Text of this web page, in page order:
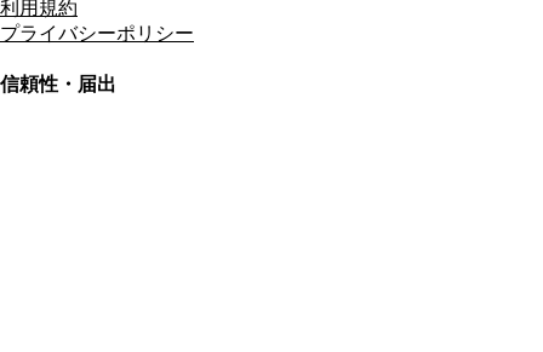
利用規約
プライバシーポリシー
信頼性・届出